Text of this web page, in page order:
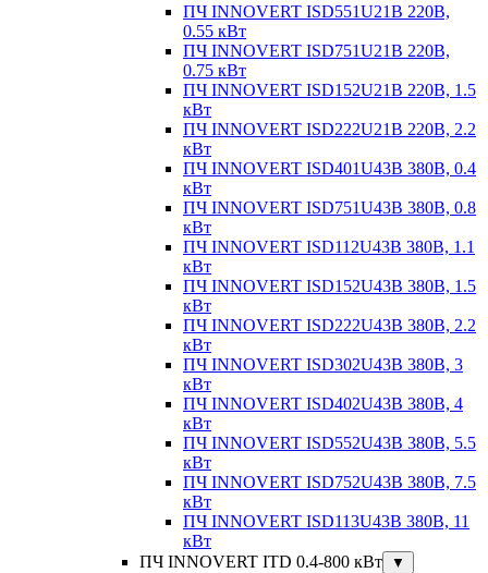
ПЧ INNOVERT ISD551U21B 220В,
0.55 кВт
ПЧ INNOVERT ISD751U21B 220В,
0.75 кВт
ПЧ INNOVERT ISD152U21B 220В, 1.5
кВт
ПЧ INNOVERT ISD222U21B 220В, 2.2
кВт
ПЧ INNOVERT ISD401U43B 380В, 0.4
кВт
ПЧ INNOVERT ISD751U43B 380В, 0.8
кВт
ПЧ INNOVERT ISD112U43B 380В, 1.1
кВт
ПЧ INNOVERT ISD152U43B 380В, 1.5
кВт
ПЧ INNOVERT ISD222U43B 380В, 2.2
кВт
ПЧ INNOVERT ISD302U43B 380В, 3
кВт
ПЧ INNOVERT ISD402U43B 380В, 4
кВт
ПЧ INNOVERT ISD552U43B 380В, 5.5
кВт
ПЧ INNOVERT ISD752U43B 380В, 7.5
кВт
ПЧ INNOVERT ISD113U43B 380В, 11
кВт
ПЧ INNOVERT ITD 0.4-800 кВт
▼